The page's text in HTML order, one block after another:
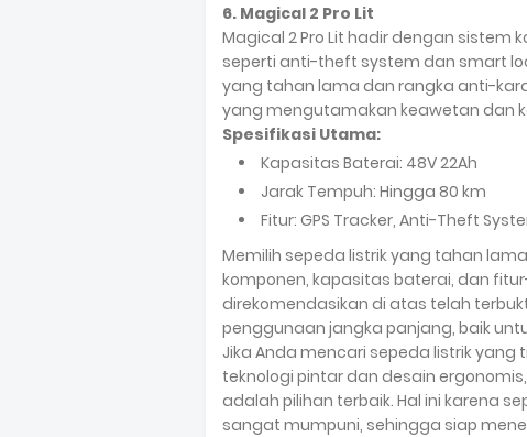
6. Magical 2 Pro Lit
Magical 2 Pro Lit hadir dengan sistem
seperti anti-theft system dan smart
yang tahan lama dan rangka anti-
yang mengutamakan keawetan dan
Spesifikasi Utama:
Kapasitas Baterai: 48V 22Ah
Jarak Tempuh: Hingga 80 km
Fitur: GPS Tracker, Anti-Theft
Memilih sepeda listrik yang tahan
komponen, kapasitas baterai, dan
direkomendasikan di atas telah
penggunaan jangka panjang, baik
Jika Anda mencari sepeda listrik
teknologi pintar dan desain ergonomis,
adalah pilihan terbaik. Hal ini karena
sangat mumpuni, sehingga siap